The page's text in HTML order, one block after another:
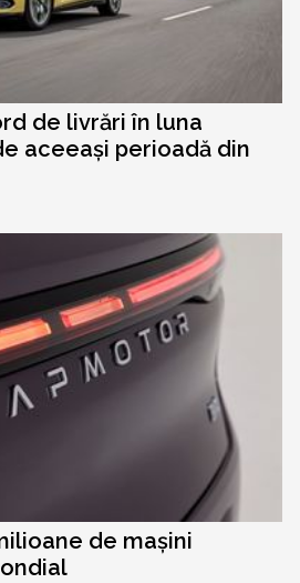
de livrări în luna
aceeași perioadă din
de mașini